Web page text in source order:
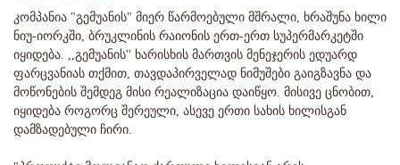
კომპანია "გემუანის" მიერ წარმოებული მშრალი, ხრაშუნა ხილი
ნიუ-იორკში, ბრუკლინის რაიონის ერთ-ერთ სუპერმარკეტში
იყიდება. ,,გემუანის'' ხარისხის მართვის მენეჯერის ედუარდ
ფარცვანიას თქმით, თავდაპირველად ნიმუშები გაიგზავნა და
მოწონების შემდეგ მისი რეალიზაცია დაიწყო. მისივე ცნობით,
იყიდება როგორც შერეული, ასევე ერთი სახის ხილისგან
დამზადებული ჩირი.